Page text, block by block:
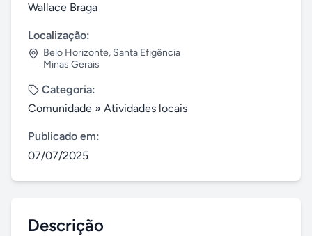
Wallace Braga
Localização:
Belo Horizonte, Santa Efigência
Minas Gerais
Categoria:
Comunidade » Atividades locais
Publicado em:
07/07/2025
Descrição